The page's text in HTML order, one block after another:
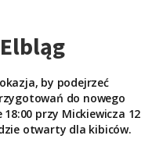
by podejrzeć
do nowego
przy Mickiewicza 12
otwarty dla kibiców.